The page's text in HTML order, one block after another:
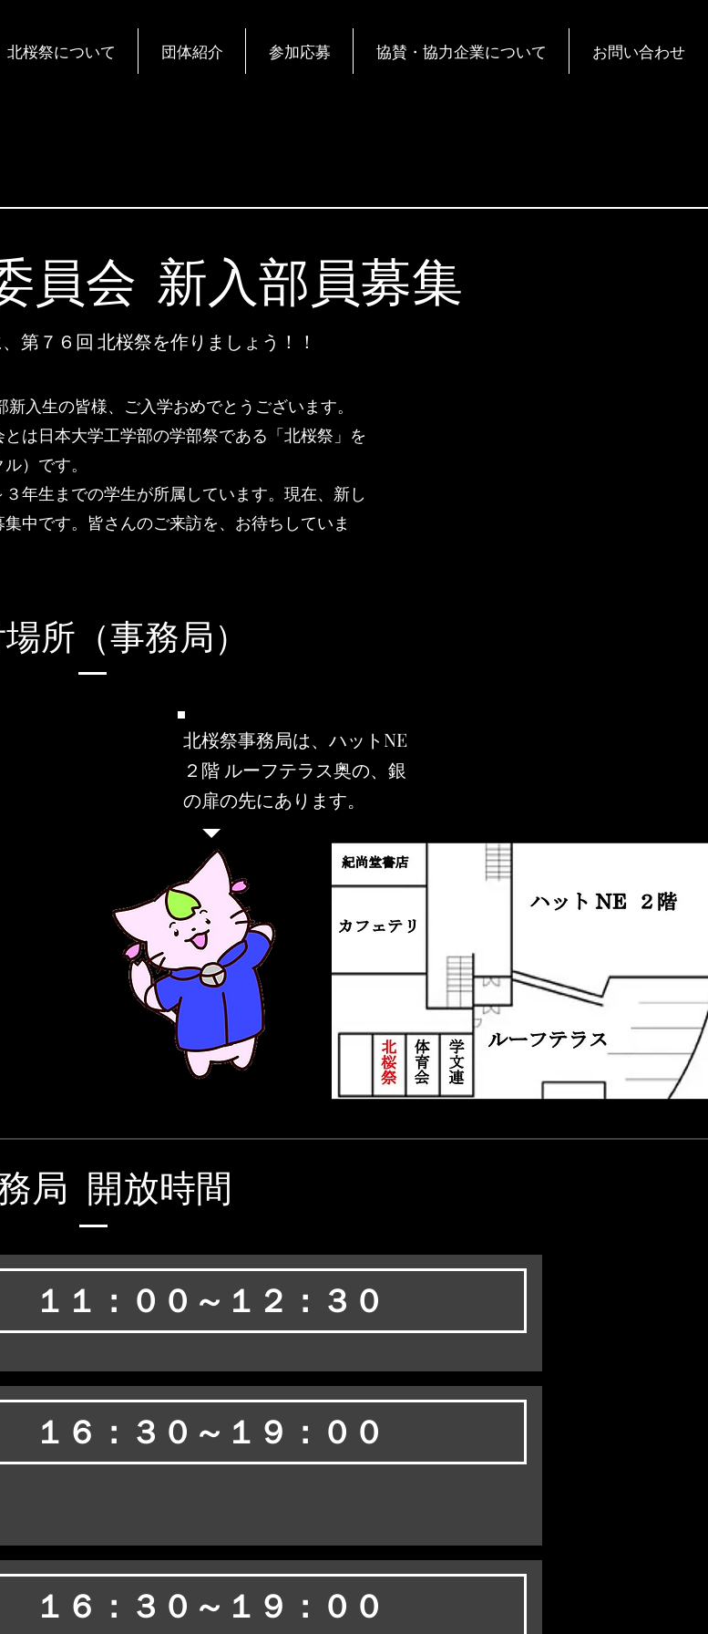
北桜祭について 団体紹介 参加応募 協賛・協力企業について お問い合わせ
員会 新入部員募集
第７６回 北桜祭を作りましょう！！
入生の皆様、ご入学おめでとうございます。
は日本大学工学部の学部祭である「北桜祭」を
）です。
年生までの学生が所属しています。現在、新し
中です。皆さんのご来訪を、お待ちしていま
所（​事務局）
北桜祭事務局は、ハットNE
２階 ルーフテラス奥の、銀
の扉の先にあります。
局 開放時間
１１：００～１２：３０
１６：３０～１９：００
１６：３０～１９：００